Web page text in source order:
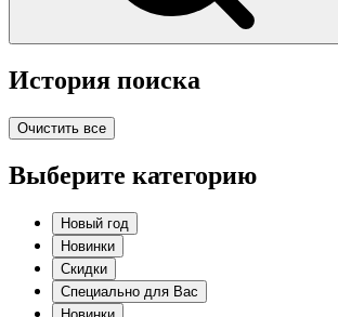
История поиска
Очистить все
Выберите категорию
Новый год
Новинки
Скидки
Специально для Вас